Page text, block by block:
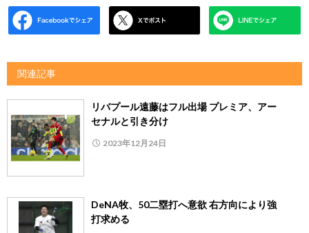
関連記事
リバプール遠藤はフル出場 プレミア、アー
セナルと引き分け
2023年12月24日
DeNA牧、50二塁打へ意欲 右方向により強
打求める